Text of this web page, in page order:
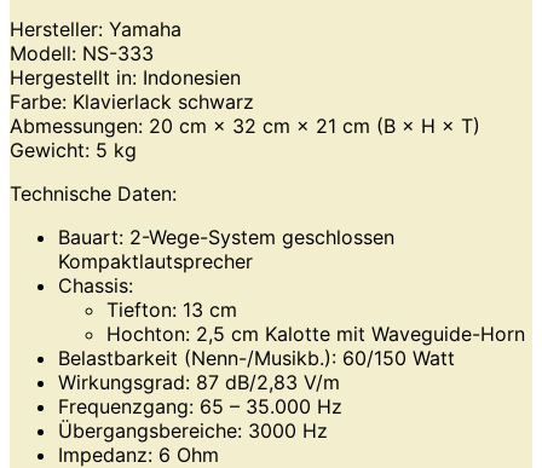
Hersteller: Yamaha
Modell: NS-333
Hergestellt in: Indonesien
Farbe: Klavierlack schwarz
Abmessungen: 20 cm × 32 cm × 21 cm (B × H × T)
Gewicht: 5 kg
Technische Daten:
Bauart: 2-Wege-System geschlossen
Kompaktlautsprecher
Chassis:
Tiefton: 13 cm
Hochton: 2,5 cm Kalotte mit Waveguide-Horn
Belastbarkeit (Nenn-/Musikb.): 60/150 Watt
Wirkungsgrad: 87 dB/2,83 V/m
Frequenzgang: 65 – 35.000 Hz
Übergangsbereiche: 3000 Hz
Impedanz: 6 Ohm